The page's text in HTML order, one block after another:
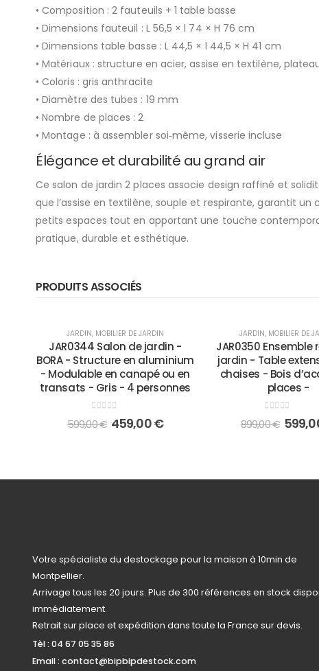
• Composition : 2 fauteuils + 1 table basse
• Dimensions fauteuil : L 56,5 × l 74 × H 76 cm
• Dimensions table basse : L 44,5 × l 44,5 × H 41 cm
• Matériaux : structure en acier, assise en textilène,
• Coloris : gris anthracite
• Diamètre des tubes : 19 mm
• Nombre de places : 2
• Montage : à assembler soi‑même, visserie incluse
Élégance et durabilité au grand air
Cesalon de jardin 2 places associe design raffiné et
que l’assise en textilène, souple et respirante, garantit
petits espaces tout en apportant une touche
pratique, durable et esthétique.
PRODUITS ASSOCIÉS
JARDIN, MOBILIER DE JARDIN
JAR0344 Salon de jardin -
BORA - Structure en aluminium
- Modulable en canapé ou en
transats - Gris - 4 personnes
out of 5
599,00€ 459,00€
JARDIN, MOBILIER DE
JAR0350 Ensemble
jardin - Table
chaises - Bois
places -
out of 5
899,00€
Votre spécialiste du destockage pour la maison à 10min de
Montpellier.
Arrivage tous les 20 jours. Plus de 300 références en stock
immédiatement.
Retrait sur place et expédition dans toute la France sur devis.
Tèl : 04 67 05 35 86
Email : contact@bipbipdestock.com